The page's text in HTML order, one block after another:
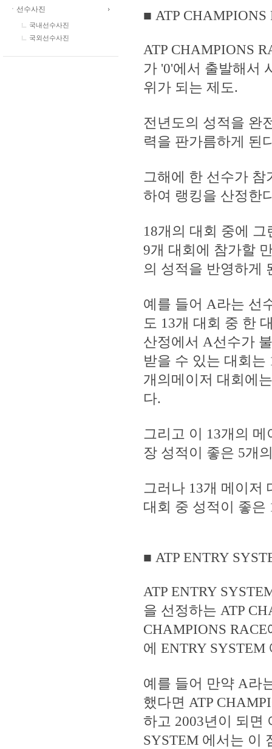
ㆍ선수사진
국내선수사진
국외선수사진
■ ATP CHAMPIONS
ATP CHAMPIONS
가 '0'에서 출발해서
위가 되는 제도.
전년도의 성적을 완
력을 판가름하게 된
그해에 한 선수가
하여 랭킹을 산정한
18개의 대회 중에
9개 대회에 참가할
의 성적을 반영하게
예를 들어 A라는 선
도 13개 대회 중 한
산정에서 A선수가
받을 수 있는 대회는
개의메이저 대회에
다.
그리고 이 13개의 메
장 성적이 좋은 5개
그러나 13개 메이저
대회 중 성적이 좋은
■ ATP ENTRY
ATP ENTRY
을 선정하는 ATP
CHAMPIONS
에 ENTRY
예를 들어 만약 A라
했다면 ATP
하고 2003년이 되면
SYSTEM 에서는 이